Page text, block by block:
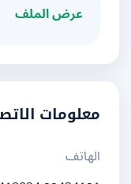
عرض الملف
معلومات الاتصال
الهاتف